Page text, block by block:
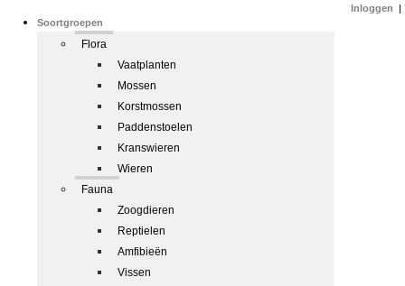
Soortgroepen
Flora
Vaatplanten
Mossen
Korstmossen
Paddenstoelen
Kranswieren
Wieren
Fauna
Zoogdieren
Reptielen
Amfibieën
Vissen
Inloggen |